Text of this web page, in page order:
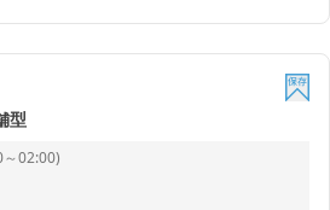
型
02:00)